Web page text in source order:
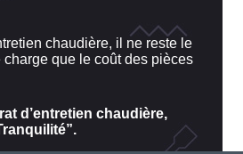
chaudière, il ne reste le
charge que le coût des pièces
d’entretien chaudière,